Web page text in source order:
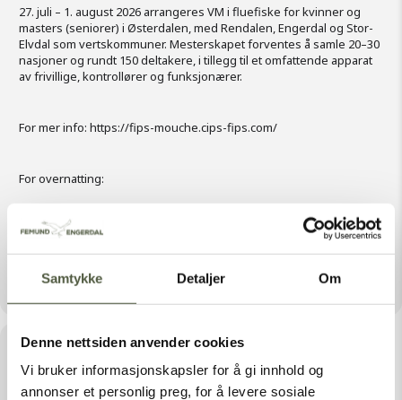
Samtykke Detaljer Om
Denne nettsiden anvender cookies
Vi bruker informasjonskapsler for å gi innhold og
annonser et personlig preg, for å levere sosiale
27. juli – 1. august 2026 arrangeres VM i fluefiske for kvinner og
masters (seniorer) i Østerdalen, med Rendalen, Engerdal og Stor-
Elvdal som vertskommuner. Mesterskapet forventes å samle 20–30
nasjoner og rundt 150 deltakere, i tillegg til et omfattende apparat
av frivillige, kontrollører og funksjonærer.
For mer info: https://fips-mouche.cips-fips.com/
For overnatting:
Tid
August 1, 2026 Hele dagen